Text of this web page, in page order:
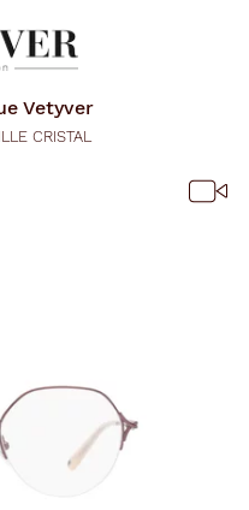
Vetyver
CRISTAL